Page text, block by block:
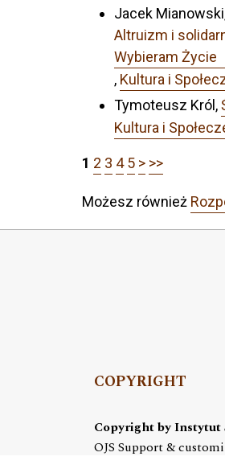
Jacek
Altruizm i
Wybieram Życie
, Kultura i
Tymoteusz Król,
Kultura i
1 2 3 4 5 > >>
Możesz również
COPYRIGHT
Copyright by Instytut
OJS Support &